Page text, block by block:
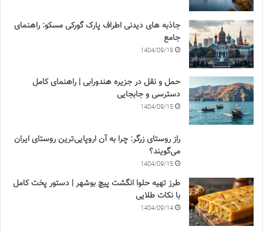
جاذبه های دیدنی اطراف پارک گورکی مسکو: راهنمای
جامع
1404/09/19
حمل و نقل در جزیره هندورابی | راهنمای کامل
دسترسی و جابجایی
1404/09/15
راز روستای زرگر: چرا به آن اروپایی‌ترین روستای ایران
می‌گویند؟
1404/09/15
طرز تهیه حلوا انگشت پیچ بوشهر | دستور پخت کامل
با نکات طلایی
1404/09/14